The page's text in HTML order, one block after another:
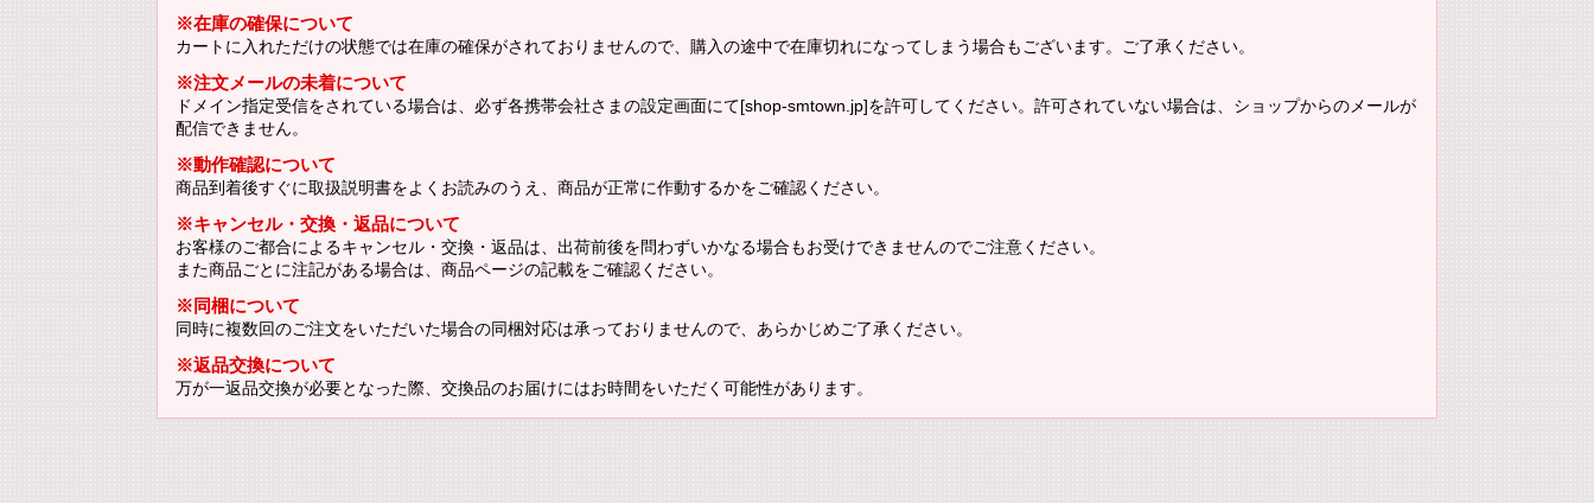
※在庫の確保について
カートに入れただけの状態では在庫の確保がされておりませんので、購入の途中で在庫切れになってしまう場合もございます。ご了承ください。
※注文メールの未着について
ドメイン指定受信をされている場合は、必ず各携帯会社さまの設定画面にて[shop-smtown.jp]を許可してください。許可されていない場合は、ショップからのメールが
配信できません。
※動作確認について
商品到着後すぐに取扱説明書をよくお読みのうえ、商品が正常に作動するかをご確認ください。
※キャンセル・交換・返品について
お客様のご都合によるキャンセル・交換・返品は、出荷前後を問わずいかなる場合もお受けできませんのでご注意ください。
また商品ごとに注記がある場合は、商品ページの記載をご確認ください。
※同梱について
同時に複数回のご注文をいただいた場合の同梱対応は承っておりませんので、あらかじめご了承ください。
※返品交換について
万が一返品交換が必要となった際、交換品のお届けにはお時間をいただく可能性があります。